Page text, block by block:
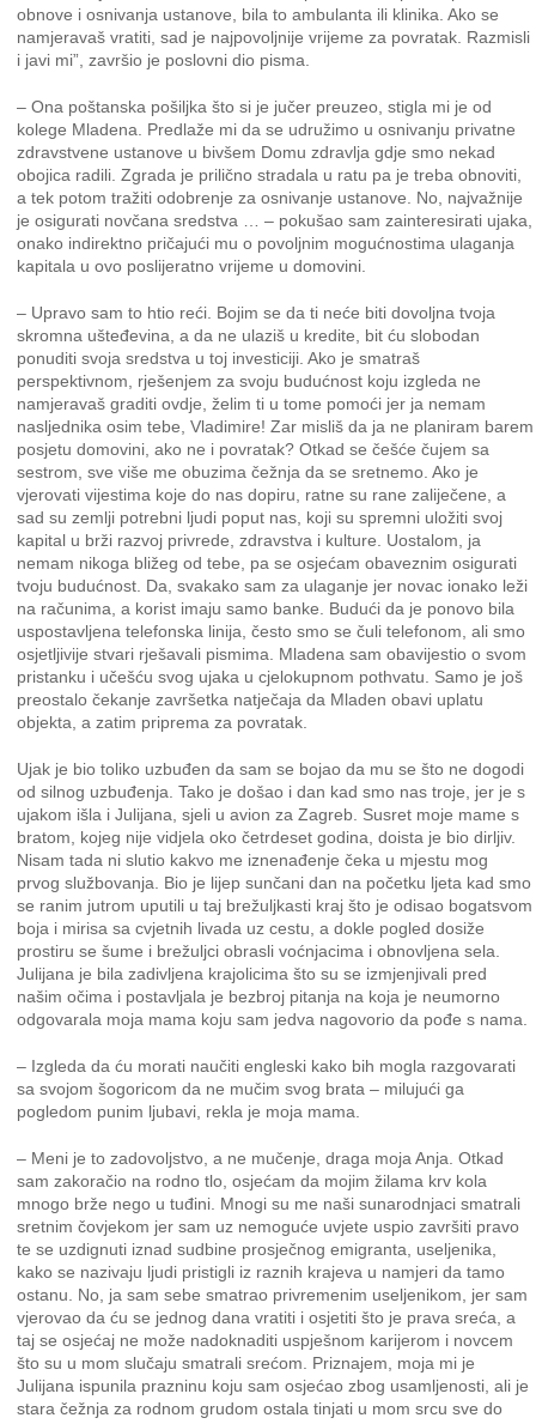
obnove i osnivanja ustanove, bila to ambulanta ili klinika. Ako se
namjeravaš vratiti, sad je najpovoljnije vrijeme za povratak. Razmisli
i javi mi”, završio je poslovni dio pisma.
– Ona poštanska pošiljka što si je jučer preuzeo, stigla mi je od
kolege Mladena. Predlaže mi da se udružimo u osnivanju privatne
zdravstvene ustanove u bivšem Domu zdravlja gdje smo nekad
obojica radili. Zgrada je prilično stradala u ratu pa je treba obnoviti,
a tek potom tražiti odobrenje za osnivanje ustanove. No, najvažnije
je osigurati novčana sredstva … – pokušao sam zainteresirati ujaka,
onako indirektno pričajući mu o povoljnim mogućnostima ulaganja
kapitala u ovo poslijeratno vrijeme u domovini.
– Upravo sam to htio reći. Bojim se da ti neće biti dovoljna tvoja
skromna ušteđevina, a da ne ulaziš u kredite, bit ću slobodan
ponuditi svoja sredstva u toj investiciji. Ako je smatraš
perspektivnom, rješenjem za svoju budućnost koju izgleda ne
namjeravaš graditi ovdje, želim ti u tome pomoći jer ja nemam
nasljednika osim tebe, Vladimire! Zar misliš da ja ne planiram barem
posjetu domovini, ako ne i povratak? Otkad se češće čujem sa
sestrom, sve više me obuzima čežnja da se sretnemo. Ako je
vjerovati vijestima koje do nas dopiru, ratne su rane zaliječene, a
sad su zemlji potrebni ljudi poput nas, koji su spremni uložiti svoj
kapital u brži razvoj privrede, zdravstva i kulture. Uostalom, ja
nemam nikoga bližeg od tebe, pa se osjećam obaveznim osigurati
tvoju budućnost. Da, svakako sam za ulaganje jer novac ionako leži
na računima, a korist imaju samo banke. Budući da je ponovo bila
uspostavljena telefonska linija, često smo se čuli telefonom, ali smo
osjetljivije stvari rješavali pismima. Mladena sam obavijestio o svom
pristanku i učešću svog ujaka u cjelokupnom pothvatu. Samo je još
preostalo čekanje završetka natječaja da Mladen obavi uplatu
objekta, a zatim priprema za povratak.
Ujak je bio toliko uzbuđen da sam se bojao da mu se što ne dogodi
od silnog uzbuđenja. Tako je došao i dan kad smo nas troje, jer je s
ujakom išla i Julijana, sjeli u avion za Zagreb. Susret moje mame s
bratom, kojeg nije vidjela oko četrdeset godina, doista je bio dirljiv.
Nisam tada ni slutio kakvo me iznenađenje čeka u mjestu mog
prvog službovanja. Bio je lijep sunčani dan na početku ljeta kad smo
se ranim jutrom uputili u taj brežuljkasti kraj što je odisao bogatsvom
boja i mirisa sa cvjetnih livada uz cestu, a dokle pogled dosiže
prostiru se šume i brežuljci obrasli voćnjacima i obnovljena sela.
Julijana je bila zadivljena krajolicima što su se izmjenjivali pred
našim očima i postavljala je bezbroj pitanja na koja je neumorno
odgovarala moja mama koju sam jedva nagovorio da pođe s nama.
– Izgleda da ću morati naučiti engleski kako bih mogla razgovarati
sa svojom šogoricom da ne mučim svog brata – milujući ga
pogledom punim ljubavi, rekla je moja mama.
– Meni je to zadovoljstvo, a ne mučenje, draga moja Anja. Otkad
sam zakoračio na rodno tlo, osjećam da mojim žilama krv kola
mnogo brže nego u tuđini. Mnogi su me naši sunarodnjaci smatrali
sretnim čovjekom jer sam uz nemoguće uvjete uspio završiti pravo
te se uzdignuti iznad sudbine prosječnog emigranta, useljenika,
kako se nazivaju ljudi pristigli iz raznih krajeva u namjeri da tamo
ostanu. No, ja sam sebe smatrao privremenim useljenikom, jer sam
vjerovao da ću se jednog dana vratiti i osjetiti što je prava sreća, a
taj se osjećaj ne može nadoknaditi uspješnom karijerom i novcem
što su u mom slučaju smatrali srećom. Priznajem, moja mi je
Julijana ispunila prazninu koju sam osjećao zbog usamljenosti, ali je
stara čežnja za rodnom grudom ostala tinjati u mom srcu sve do